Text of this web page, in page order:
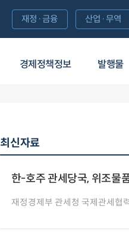
경제정책정보 발행물
재정·금융 산업·무역
최신자료
한-호주 관세당국, 위조물
재정경제부 관세청 국제관세협